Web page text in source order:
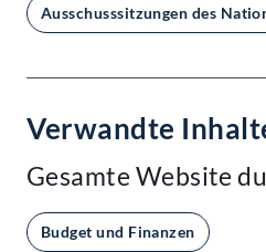
Ausschusssitzungen des
Verwandte
Gesamte Website
Budget und Finanzen